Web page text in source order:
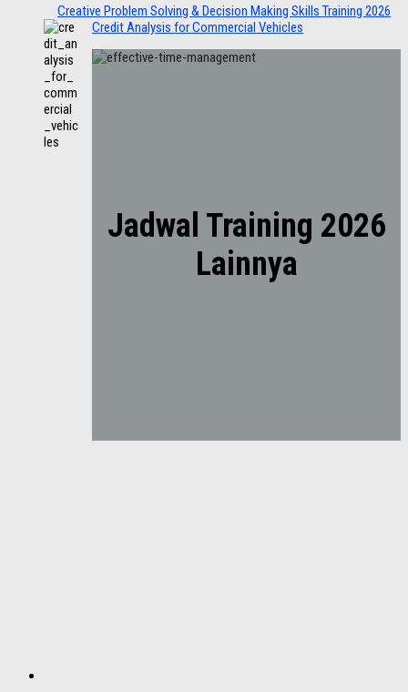
Creative Problem Solving & Decision Making Skills Training 2026
Credit Analysis for Commercial Vehicles
Jadwal Training 2026
Lainnya